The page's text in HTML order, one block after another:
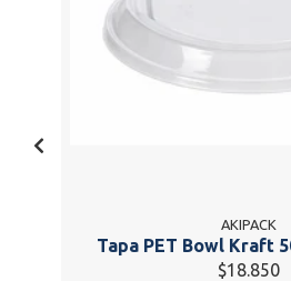
AKIPACK
Tapa PET Bowl Kraft
$18.850